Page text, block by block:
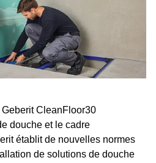
CleanFloor30
douche et le cadre
établit de nouvelles normes
de solutions de douche